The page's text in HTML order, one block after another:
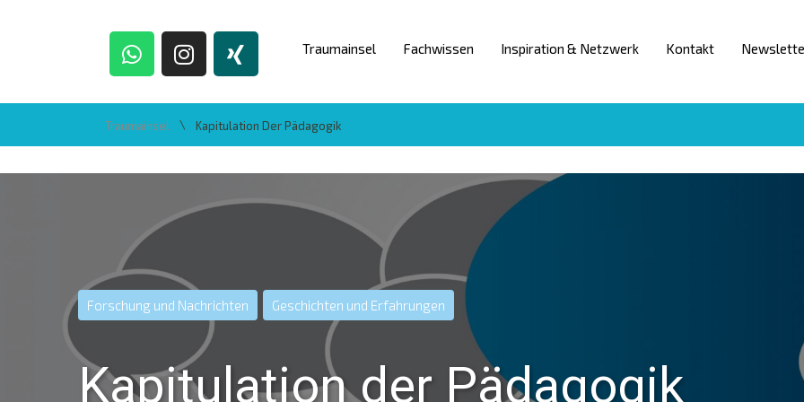
Traumainsel Fachwissen Inspiration & Netzwerk Kontakt
Traumainsel \ Kapitulation Der Pädagogik
Forschung und Nachrichten Geschichten und Erfahrungen
Kapitulation der Pädagogik